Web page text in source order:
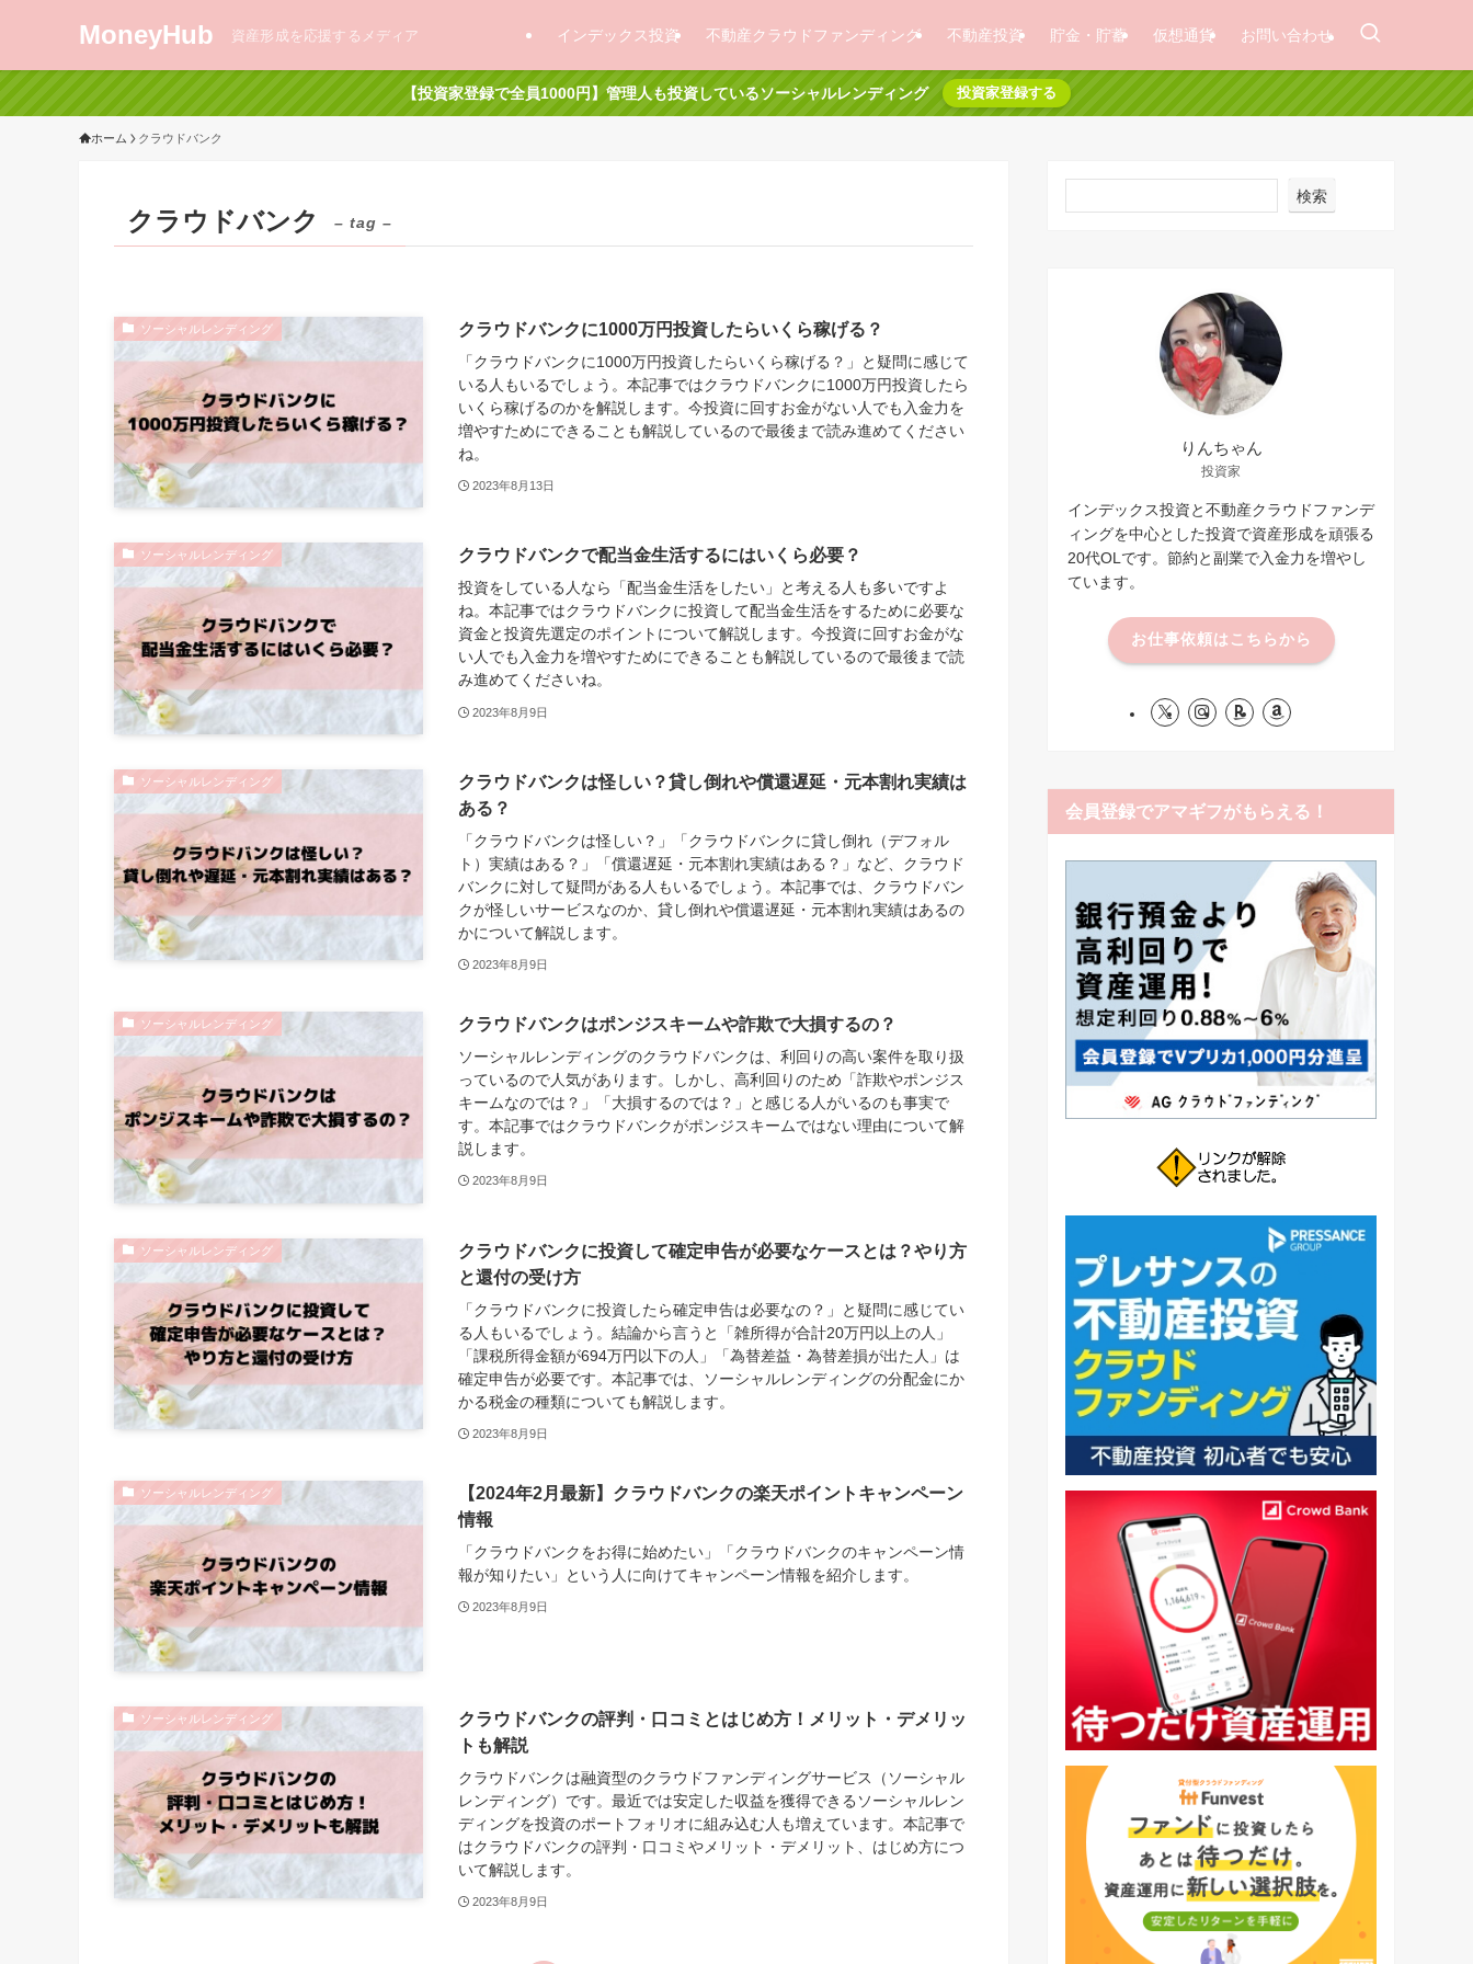
MoneyHub 資産形成を応援するメディア インデックス投資 不動産クラウドファンディング 不動産投資 貯金・貯蓄 仮想通貨 お問い合わせ
【投資家登録で全員1000円】管理人も投資しているソーシャルレンディング 投資家登録する
ホーム クラウドバンク
クラウドバンク – tag –
ソーシャルレンディング クラウドバンクに1000万円投資したらいくら稼げる？
「クラウドバンクに1000万円投資したらいくら稼げる？」と疑問に感じて
いる人もいるでしょう。本記事ではクラウドバンクに1000万円投資したら
いくら稼げるのかを解説します。今投資に回すお金がない人でも入金力を
増やすためにできることも解説しているので最後まで読み進めてください
ね。
2023年8月13日
ソーシャルレンディング クラウドバンクで配当金生活するにはいくら必要？
投資をしている人なら「配当金生活をしたい」と考える人も多いですよ
ね。本記事ではクラウドバンクに投資して配当金生活をするために必要な
資金と投資先選定のポイントについて解説します。今投資に回すお金がな
い人でも入金力を増やすためにできることも解説しているので最後まで読
み進めてくださいね。
2023年8月9日
ソーシャルレンディング
クラウドバンクは怪しい？貸し倒れや償還遅延・元本割れ実績は
ある？
「クラウドバンクは怪しい？」「クラウドバンクに貸し倒れ（デフォル
ト）実績はある？」「償還遅延・元本割れ実績はある？」など、クラウド
バンクに対して疑問がある人もいるでしょう。本記事では、クラウドバン
クが怪しいサービスなのか、貸し倒れや償還遅延・元本割れ実績はあるの
かについて解説します。
2023年8月9日
ソーシャルレンディング クラウドバンクはポンジスキームや詐欺で大損するの？
ソーシャルレンディングのクラウドバンクは、利回りの高い案件を取り扱
っているので人気があります。しかし、高利回りのため「詐欺やポンジス
キームなのでは？」「大損するのでは？」と感じる人がいるのも事実で
す。本記事ではクラウドバンクがポンジスキームではない理由について解
説します。
2023年8月9日
ソーシャルレンディング
クラウドバンクに投資して確定申告が必要なケースとは？やり方
と還付の受け方
「クラウドバンクに投資したら確定申告は必要なの？」と疑問に感じてい
る人もいるでしょう。結論から言うと「雑所得が合計20万円以上の人」
「課税所得金額が694万円以下の人」「為替差益・為替差損が出た人」は
確定申告が必要です。本記事では、ソーシャルレンディングの分配金にか
かる税金の種類についても解説します。
2023年8月9日
ソーシャルレンディング
【2024年2月最新】クラウドバンクの楽天ポイントキャンペーン
情報
「クラウドバンクをお得に始めたい」「クラウドバンクのキャンペーン情
報が知りたい」という人に向けてキャンペーン情報を紹介します。
2023年8月9日
ソーシャルレンディング
クラウドバンクの評判・口コミとはじめ方！メリット・デメリッ
トも解説
クラウドバンクは融資型のクラウドファンディングサービス（ソーシャル
レンディング）です。最近では安定した収益を獲得できるソーシャルレン
ディングを投資のポートフォリオに組み込む人も増えています。本記事で
はクラウドバンクの評判・口コミやメリット・デメリット、はじめ方につ
いて解説します。
2023年8月9日
検索
りんちゃん
投資家
インデックス投資と不動産クラウドファンデ
ィングを中心とした投資で資産形成を頑張る
20代OLです。節約と副業で入金力を増やし
ています。
お仕事依頼はこちらから
会員登録でアマギフがもらえる！